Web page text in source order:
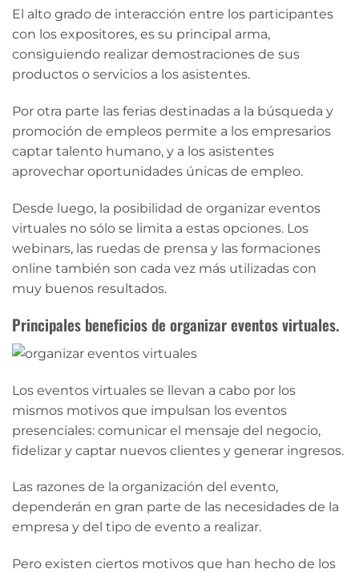
El alto grado de interacción entre los participantes
con los expositores, es su principal arma,
consiguiendo realizar demostraciones de sus
productos o servicios a los asistentes.
Por otra parte las ferias destinadas a la búsqueda y
promoción de empleos permite a los empresarios
captar talento humano, y a los asistentes
aprovechar oportunidades únicas de empleo.
Desde luego, la posibilidad de organizar eventos
virtuales no sólo se limita a estas opciones. Los
webinars, las ruedas de prensa y las formaciones
online también son cada vez más utilizadas con
muy buenos resultados.
Principales beneficios de organizar eventos virtuales.
Los eventos virtuales se llevan a cabo por los
mismos motivos que impulsan los eventos
presenciales: comunicar el mensaje del negocio,
fidelizar y captar nuevos clientes y generar ingresos.
Las razones de la organización del evento,
dependerán en gran parte de las necesidades de la
empresa y del tipo de evento a realizar.
Pero existen ciertos motivos que han hecho de los